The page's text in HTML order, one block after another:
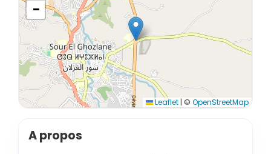
−
Leaflet | © OpenStreetMap
A propos